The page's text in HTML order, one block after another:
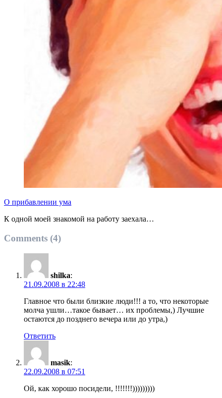
О прибавлении ума
К одной моей знакомой на работу заехала…
Comments (4)
shilka:
21.09.2008 в 22:48
Главное что были близкие люди!!! а то, что некоторые
молча ушли…такое бывает… их проблемы,) Лучшие
остаются до позднего вечера или до утра,)
Ответить
masik:
22.09.2008 в 07:51
Ой, как хорошо посидели, !!!!!!!)))))))))